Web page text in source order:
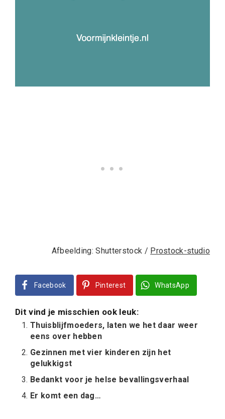
Afbeelding: Shutterstock / Prostock-studio
Facebook Pinterest WhatsApp
Dit vind je misschien ook leuk:
Thuisblijfmoeders, laten we het daar weer
eens over hebben
Gezinnen met vier kinderen zijn het
gelukkigst
Bedankt voor je helse bevallingsverhaal
Er komt een dag…